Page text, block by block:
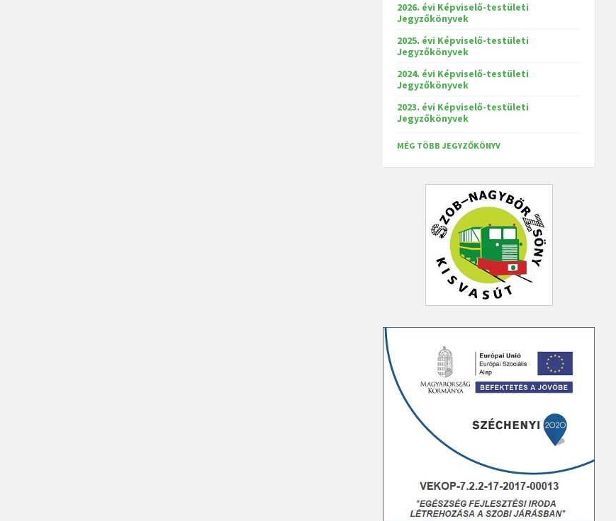
2026. évi Képviselő-testületi
Jegyzőkönyvek
2025. évi Képviselő-testületi
Jegyzőkönyvek
2024. évi Képviselő-testületi
Jegyzőkönyvek
2023. évi Képviselő-testületi
Jegyzőkönyvek
MÉG TÖBB JEGYZŐKÖNYV